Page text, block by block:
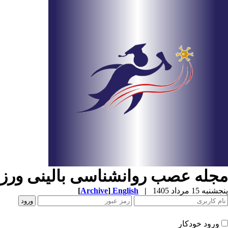
مجله عصب روانشناسی بالینی
پنجشنبه 15 مرداد 1405 |
English
[Archive]
ورود خودکار